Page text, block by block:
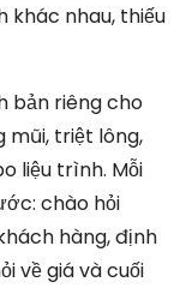
khác nhau, thiếu
bản riêng cho
mũi, triệt lông,
liệu trình. Mỗi
chào hỏi
hàng, định
về giá và cuối